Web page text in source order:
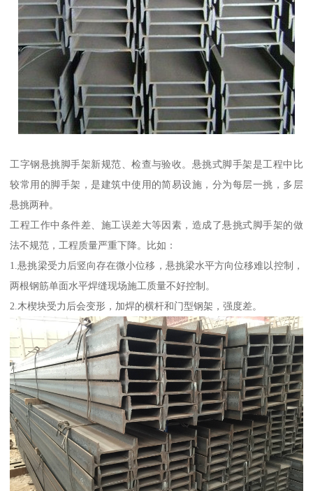
工字钢悬挑脚手架新规范、检查与验收。悬挑式脚手架是工程中比
较常用的脚手架，是建筑中使用的简易设施，分为每层一挑，多层
悬挑两种。
工程工作中条件差、施工误差大等因素，造成了悬挑式脚手架的做
法不规范，工程质量严重下降。比如：
1.悬挑梁受力后竖向存在微小位移，悬挑梁水平方向位移难以控制，
两根钢筋单面水平焊缝现场施工质量不好控制。
2.木楔块受力后会变形，加焊的横杆和门型钢架，强度差。